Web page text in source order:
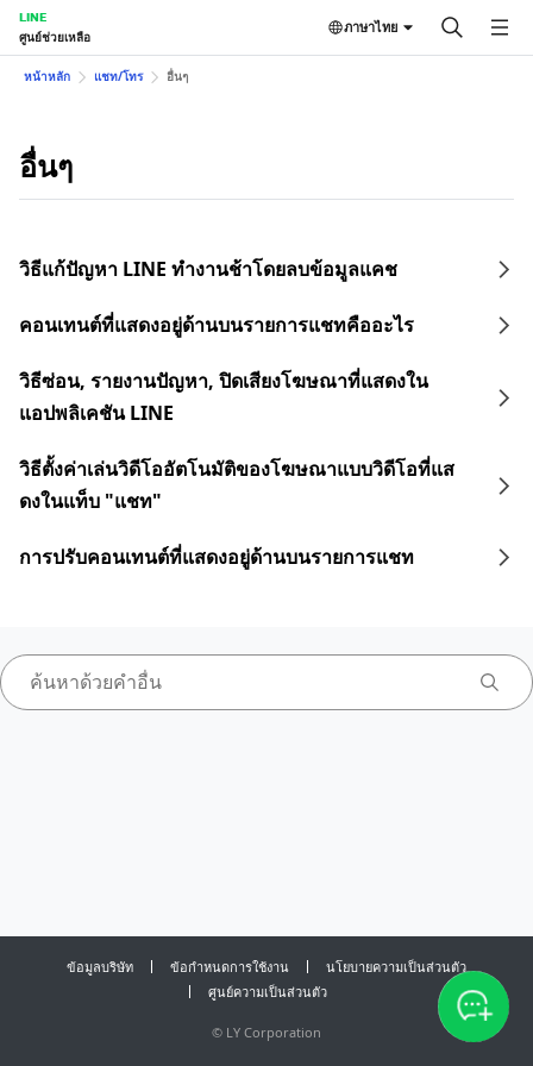
LINE
ศูนย์ช่วยเหลือ
ภาษาไทย
หน้าหลัก แชท/โทร อื่นๆ
อื่นๆ
วิธีแก้ปัญหา LINE ทำงานช้าโดยลบข้อมูลแคช
คอนเทนต์ที่แสดงอยู่ด้านบนรายการแชทคืออะไร
วิธีซ่อน, รายงานปัญหา, ปิดเสียงโฆษณาที่แสดงใน
แอปพลิเคชัน LINE
วิธีตั้งค่าเล่นวิดีโออัตโนมัติของโฆษณาแบบวิดีโอที่แส
ดงในแท็บ "แชท"
การปรับคอนเทนต์ที่แสดงอยู่ด้านบนรายการแชท
ข้อมูลบริษัท ข้อกำหนดการใช้งาน
นโยบายความเป็นส่วนตัว
ศูนย์ความเป็นส่วนตัว
© LY Corporation